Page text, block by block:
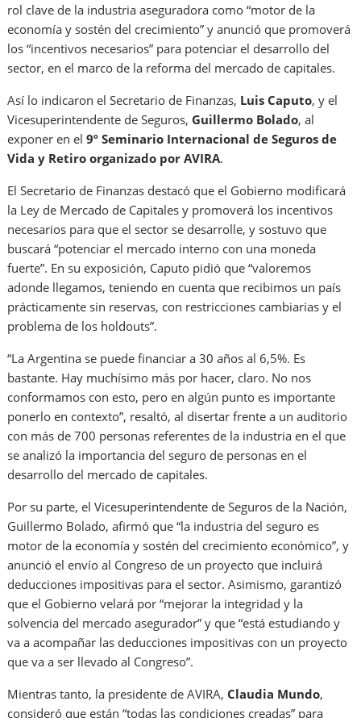
rol clave de la industria aseguradora como “motor de la
economía y sostén del crecimiento” y anunció que promoverá
los “incentivos necesarios” para potenciar el desarrollo del
sector, en el marco de la reforma del mercado de capitales.
Así lo indicaron el Secretario de Finanzas, Luis Caputo, y el
Vicesuperintendente de Seguros, Guillermo Bolado, al
exponer en el9º Seminario Internacional de Seguros de
Vida y Retiro organizado por AVIRA.
El Secretario de Finanzas destacó que el Gobierno modificará
la Ley de Mercado de Capitales y promoverá los incentivos
necesarios para que el sector se desarrolle, y sostuvo que
buscará “potenciar el mercado interno con una moneda
fuerte”. En su exposición, Caputo pidió que “valoremos
adonde llegamos, teniendo en cuenta que recibimos un país
prácticamente sin reservas, con restricciones cambiarias y el
problema de los holdouts”.
“La Argentina se puede financiar a 30 años al 6,5%. Es
bastante. Hay muchísimo más por hacer, claro. No nos
conformamos con esto, pero en algún punto es importante
ponerlo en contexto”, resaltó, al disertar frente a un auditorio
con más de 700 personas referentes de la industria en el que
se analizó la importancia del seguro de personas en el
desarrollo del mercado de capitales.
Por su parte, el Vicesuperintendente de Seguros de la Nación,
Guillermo Bolado, afirmó que “la industria del seguro es
motor de la economía y sostén del crecimiento económico”, y
anunció el envío al Congreso de un proyecto que incluirá
deducciones impositivas para el sector. Asimismo, garantizó
que el Gobierno velará por “mejorar la integridad y la
solvencia del mercado asegurador” y que “está estudiando y
va a acompañar las deducciones impositivas con un proyecto
que va a ser llevado al Congreso”.
Mientras tanto, la presidente de AVIRA, Claudia Mundo,
consideró que están “todas las condiciones creadas” para